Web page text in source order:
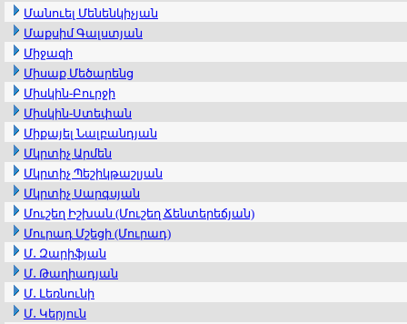
Մանուել Մենենկիչյան
Մաքսիմ Գալստյան
Միջազի
Միսաք Մեծարենց
Միսկին-Բուրջի
Միսկին-Ստեփան
Միքայել Նալբանդյան
Մկրտիչ Արմեն
Մկրտիչ Պեշիկթաշլյան
Մկրտիչ Սարգսյան
Մուշեղ Իշխան (Մուշեղ Ճենտերեճյան)
Մուրադ Մշեցի (Մուրադ)
Մ․ Զարիֆյան
Մ․ Թաղիադյան
Մ․ Լեռնունի
Մ․ Կերյուն